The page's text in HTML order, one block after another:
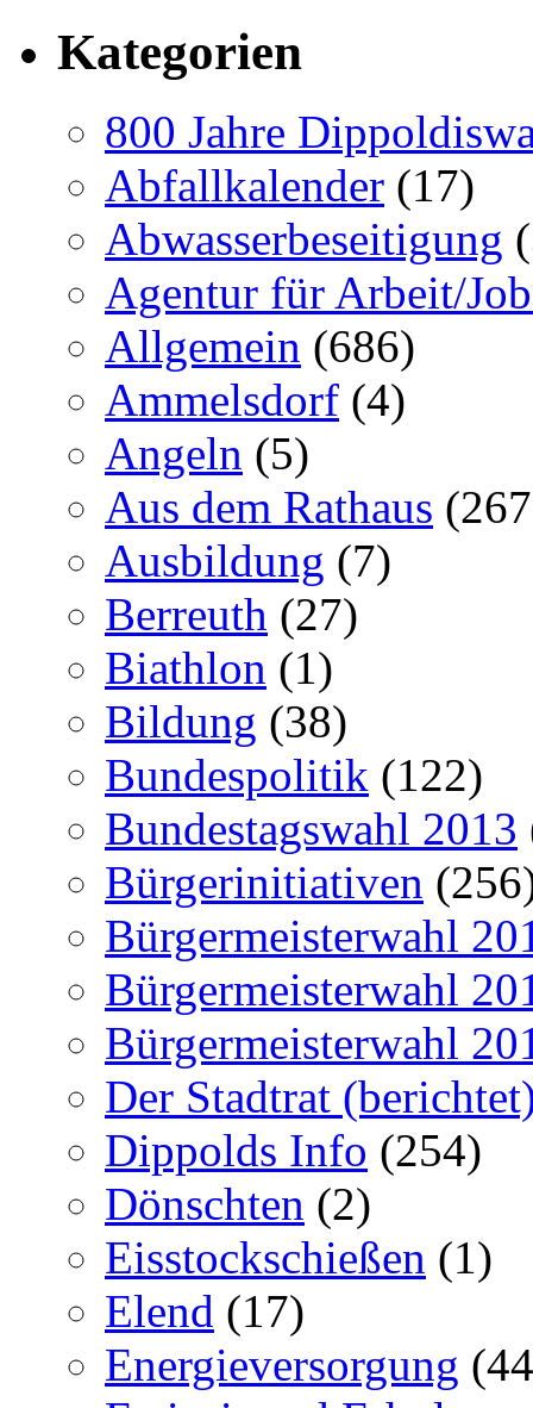
Kategorien
800 Jahre
Abfallkalender (17)
Abwasserbeseitigung
Agentur für Arbeit/
Allgemein (686)
Ammelsdorf (4)
Angeln (5)
Aus dem Rathaus
Ausbildung (7)
Berreuth (27)
Biathlon (1)
Bildung (38)
Bundespolitik (122)
Bundestagswahl 2013
Bürgerinitiativen
Bürgermeisterwahl
Bürgermeisterwahl
Bürgermeisterwahl
Der Stadtrat
Dippolds Info (254)
Dönschten (2)
Eisstockschießen (1)
Elend (17)
Energieversorgung